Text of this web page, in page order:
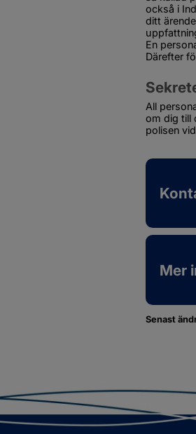
också i
ditt
En
Därefter
All
om dig till
polisen
Mer
Senast